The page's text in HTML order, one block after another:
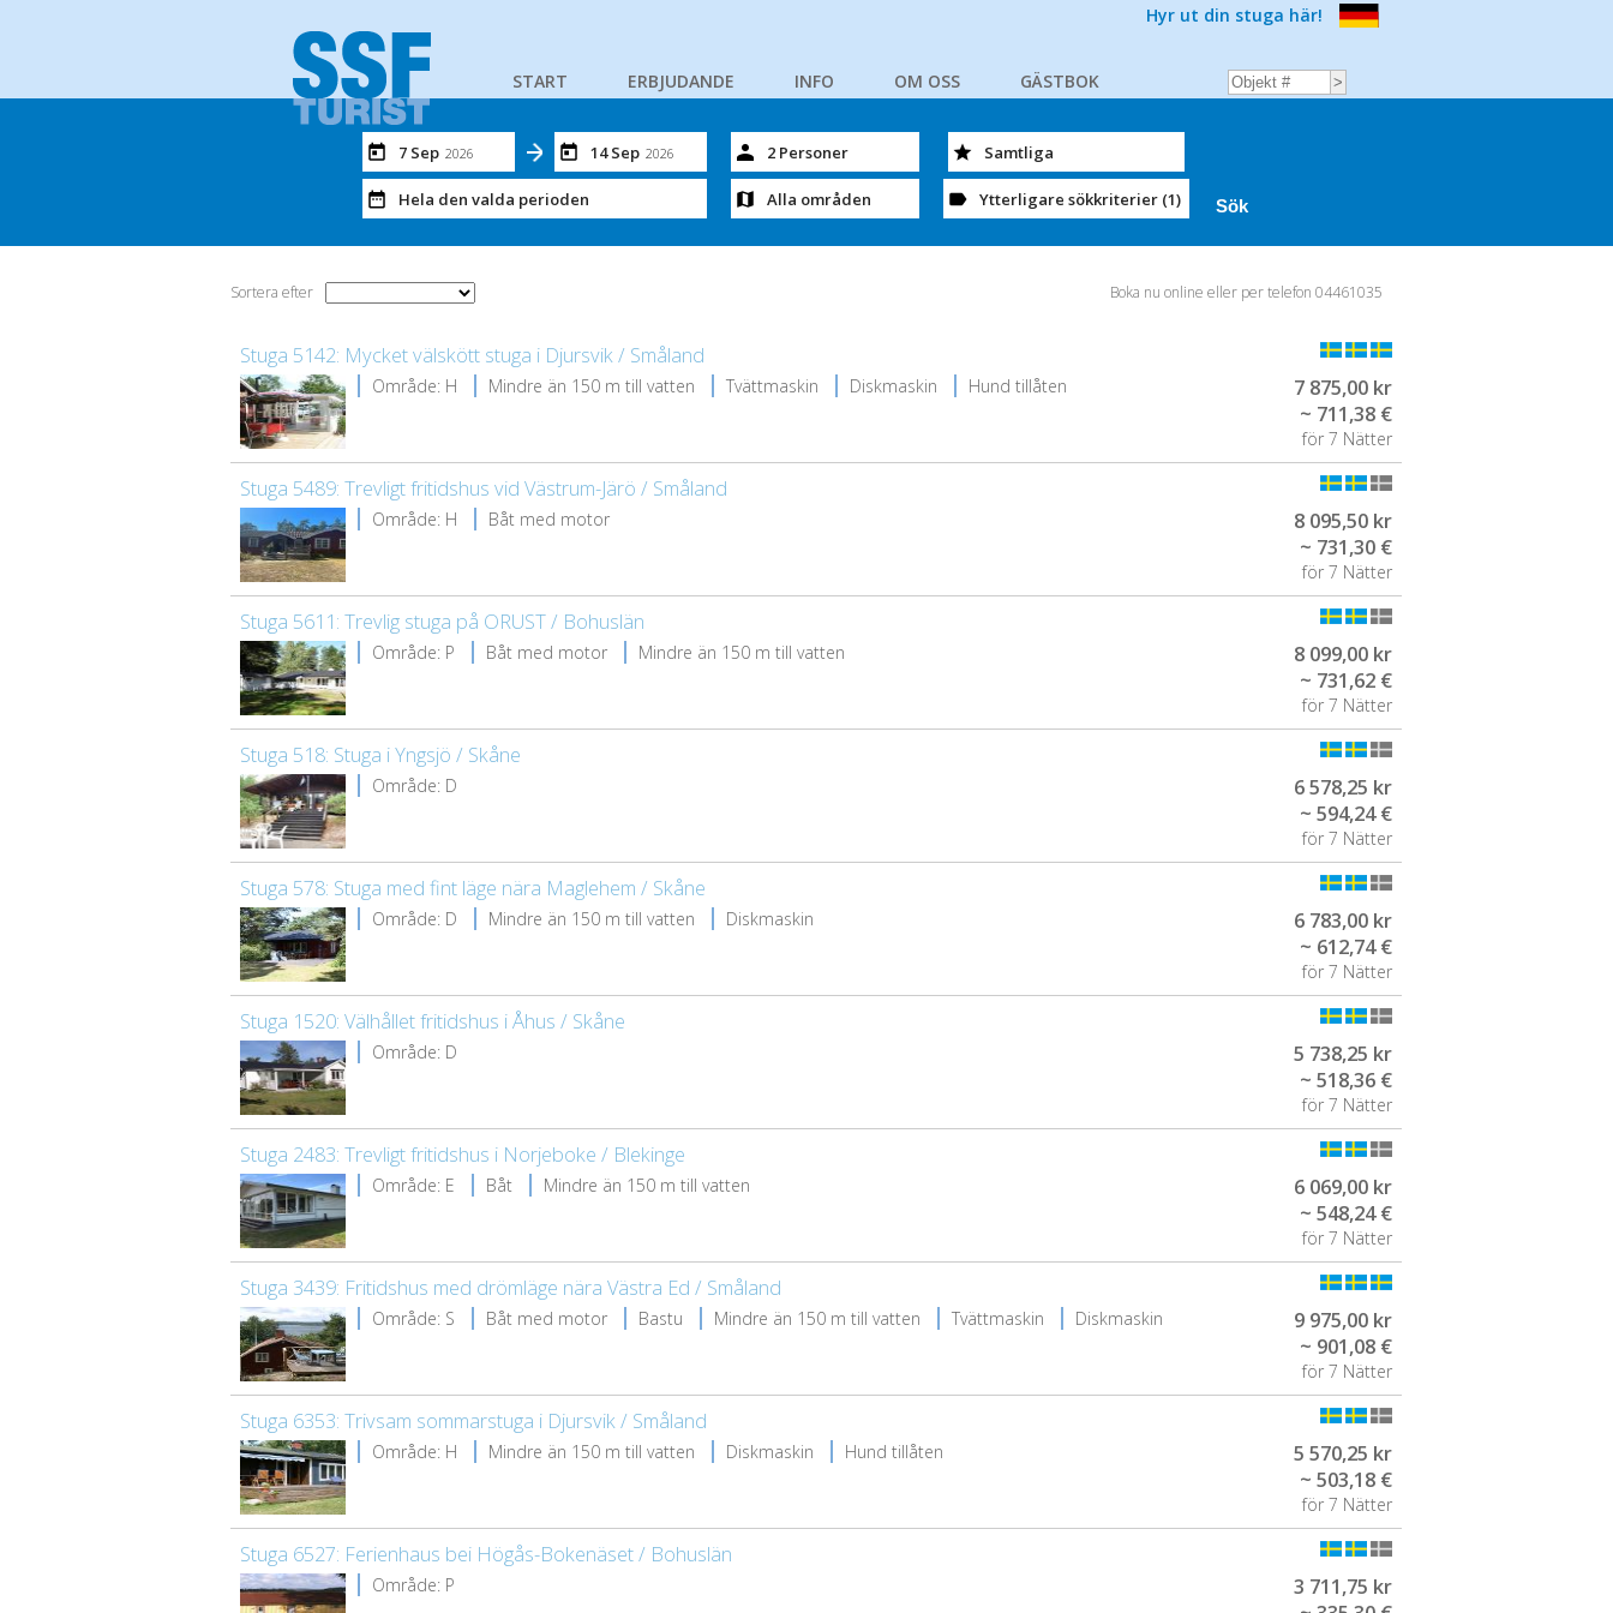
START ERBJUDANDE INFO OM OSS GÄSTBOK
Hyr ut din stuga här!
7 Sep 2026 14 Sep 2026
Hela den valda perioden
2 Personer
Alla områden
Samtliga
Ytterligare sökkriterier (1)
Sortera efter Boka nu online eller per telefon 04461035
Stuga 5142: Mycket välskött stuga i Djursvik / Småland
7 875,00 kr
~ 711,38 €
för 7 Nätter
Område: H Mindre än 150 m till vatten Tvättmaskin Diskmaskin Hund tillåten
Stuga 5489: Trevligt fritidshus vid Västrum-Järö / Småland
8 095,50 kr
~ 731,30 €
för 7 Nätter
Område: H Båt med motor
Stuga 5611: Trevlig stuga på ORUST / Bohuslän
8 099,00 kr
~ 731,62 €
för 7 Nätter
Område: P Båt med motor Mindre än 150 m till vatten
Stuga 518: Stuga i Yngsjö / Skåne
6 578,25 kr
~ 594,24 €
för 7 Nätter
Område: D
Stuga 578: Stuga med fint läge nära Maglehem / Skåne
6 783,00 kr
~ 612,74 €
för 7 Nätter
Område: D Mindre än 150 m till vatten Diskmaskin
Stuga 1520: Välhållet fritidshus i Åhus / Skåne
5 738,25 kr
~ 518,36 €
för 7 Nätter
Område: D
Stuga 2483: Trevligt fritidshus i Norjeboke / Blekinge
6 069,00 kr
~ 548,24 €
för 7 Nätter
Område: E Båt Mindre än 150 m till vatten
Stuga 3439: Fritidshus med drömläge nära Västra Ed / Småland
9 975,00 kr
~ 901,08 €
för 7 Nätter
Område: S Båt med motor Bastu Mindre än 150 m till vatten Tvättmaskin Diskmaskin
Stuga 6353: Trivsam sommarstuga i Djursvik / Småland
5 570,25 kr
~ 503,18 €
för 7 Nätter
Område: H Mindre än 150 m till vatten Diskmaskin Hund tillåten
Stuga 6527: Ferienhaus bei Högås-Bokenäset / Bohuslän
3 711,75 kr
Område: P